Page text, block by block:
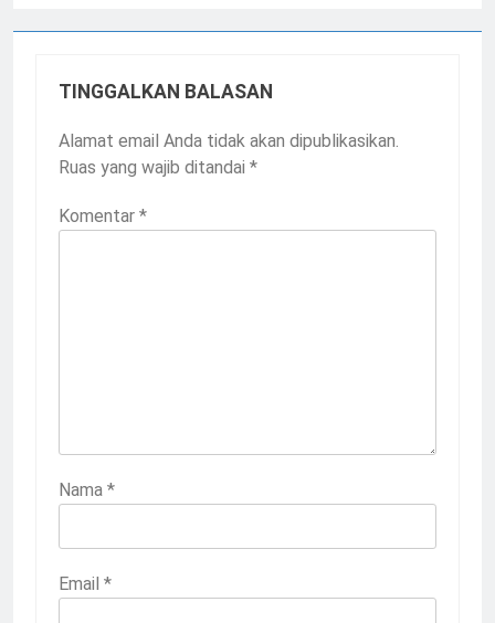
TINGGALKAN BALASAN
Alamat email Anda tidak akan dipublikasikan.
Ruas yang wajib ditandai *
Komentar *
Nama *
Email *